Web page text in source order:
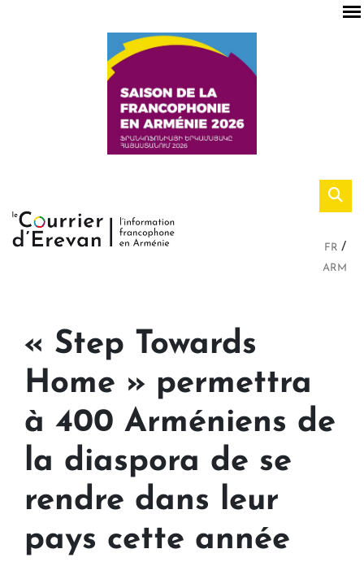
FR
ARM
« Step Towards
Home » permettra
à 400 Arméniens de
la diaspora de se
rendre dans leur
pays cette année